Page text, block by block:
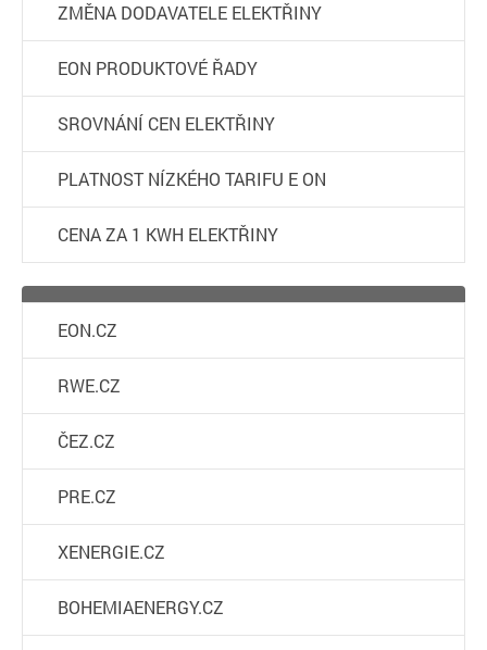
ZMĚNA DODAVATELE ELEKTŘINY
EON PRODUKTOVÉ ŘADY
SROVNÁNÍ CEN ELEKTŘINY
PLATNOST NÍZKÉHO TARIFU E ON
CENA ZA 1 KWH ELEKTŘINY
EON.CZ
RWE.CZ
ČEZ.CZ
PRE.CZ
XENERGIE.CZ
BOHEMIAENERGY.CZ